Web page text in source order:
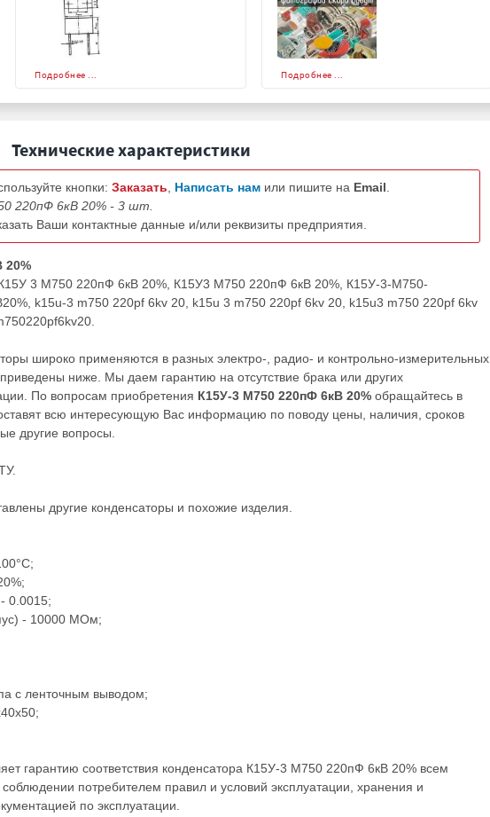
Подробнее ... Подробнее ...
Технические характеристики
кнопки: Заказать Написать нам или пишите на Email
220пФ 6кВ 20% - 3 шт.
Ваши контактные данные и/или реквизиты предприятия.
20%
К15У 3 М750 220пФ 6кВ 20%, К15У3 М750 220пФ 6кВ 20%, К15У-3-М750-
k15u-3 m750 220pf 6kv 20, k15u 3 m750 220pf 6kv 20, k15u3 m750 220pf 6kv
широко применяются в разных электро-, радио- и контрольно-измерительных
ниже. Мы даем гарантию на отсутствие брака или других
По вопросам приобретения К15У-3 М750 220пФ 6кВ 20% обращайтесь в
всю интересующую Вас информацию по поводу цены, наличия, сроков
другие вопросы.
другие конденсаторы и похожие изделия.
- 0.0015;
- 10000 МОм;
с ленточным выводом;
гарантию соответствия конденсатора К15У-3 М750 220пФ 6кВ 20% всем
потребителем правил и условий эксплуатации, хранения и
по эксплуатации.